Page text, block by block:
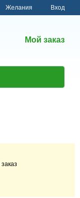
Желания Вход
Мой заказ
заказ